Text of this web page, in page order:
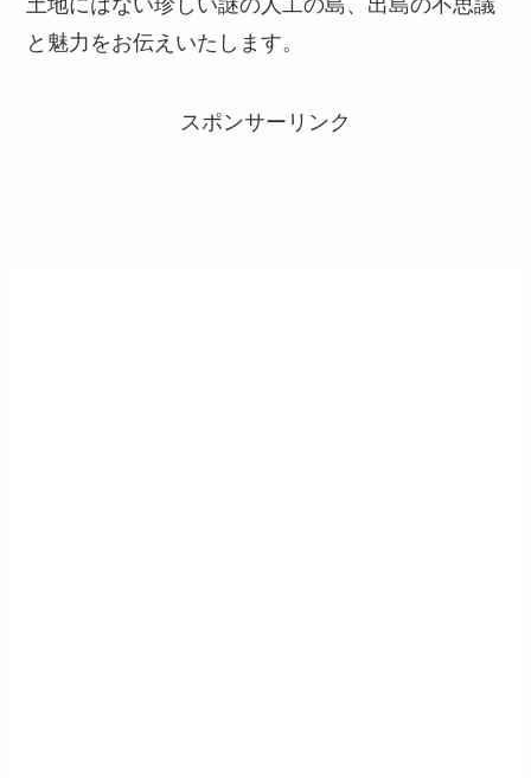
と魅力をお伝えいたします。
スポンサーリンク